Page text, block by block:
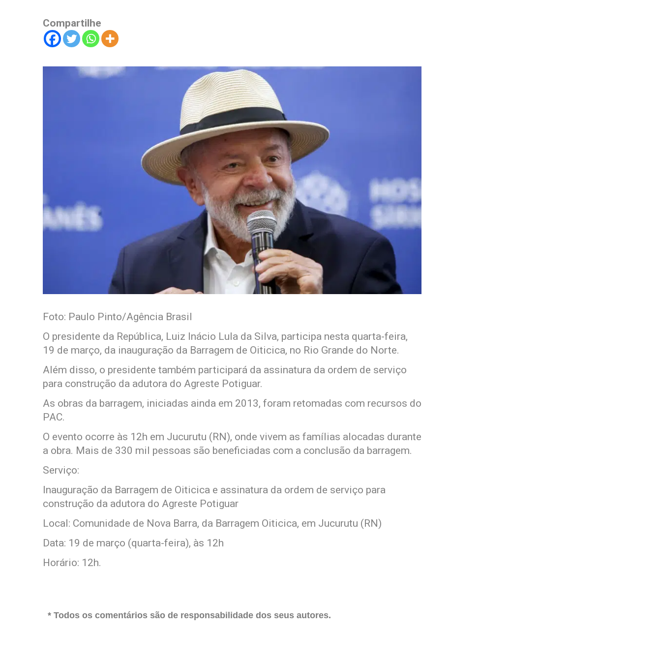
Compartilhe
Foto: Paulo Pinto/Agência Brasil
O presidente da República, Luiz Inácio Lula da Silva, participa nesta quarta-feira,
19 de março, da inauguração da Barragem de Oiticica, no Rio Grande do Norte.
Além disso, o presidente também participará da assinatura da ordem de serviço
para construção da adutora do Agreste Potiguar.
As obras da barragem, iniciadas ainda em 2013, foram retomadas com recursos do
PAC.
O evento ocorre às 12h em Jucurutu (RN), onde vivem as famílias alocadas durante
a obra. Mais de 330 mil pessoas são beneficiadas com a conclusão da barragem.
Serviço:
Inauguração da Barragem de Oiticica e assinatura da ordem de serviço para
construção da adutora do Agreste Potiguar
Local: Comunidade de Nova Barra, da Barragem Oiticica, em Jucurutu (RN)
Data: 19 de março (quarta-feira), às 12h
Horário: 12h.
* Todos os comentários são de responsabilidade dos seus autores.